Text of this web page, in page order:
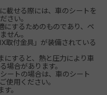
載せる際には、車のシートを
さい。
にするためのものであり、ペ
せん。
取付金具」が装備されている
にすると、熱と圧力により車
場合があります。
ートの場合は、車のシート
使用ください。
。